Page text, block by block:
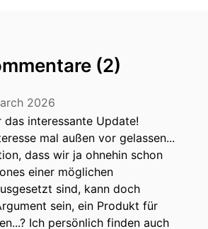
(2)
2026
das interessante Update!
mal außen vor gelassen...
dass wir ja ohnehin schon
einer möglichen
sind, kann doch
sein, ein Produkt für
Ich persönlich finden auch